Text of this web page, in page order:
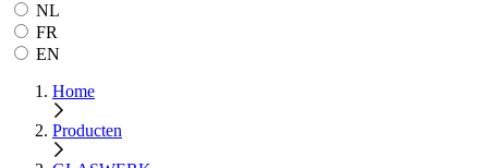
NL
FR
EN
Home
Producten